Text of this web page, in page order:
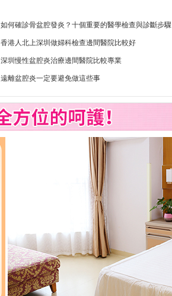
如何確診骨盆腔發炎？十個重要的醫學檢查與診斷步驟
香港人北上深圳做婦科檢查邊間醫院比較好
深圳慢性盆腔炎治療邊間醫院比較專業
遠離盆腔炎一定要避免做這些事